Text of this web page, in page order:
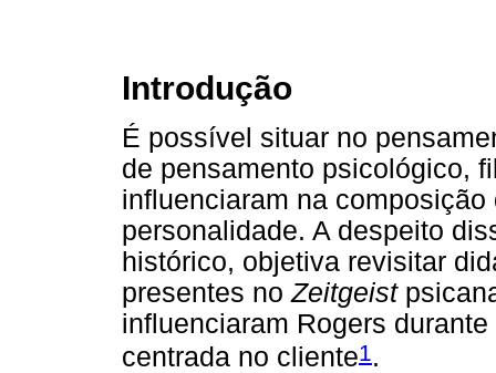
Introdução
É possível situar no
de pensamento psicológico,
influenciaram na
personalidade. A despeito
histórico, objetiva revisitar
presentes noZeitgeist
influenciaram Rogers
centrada no cliente1.